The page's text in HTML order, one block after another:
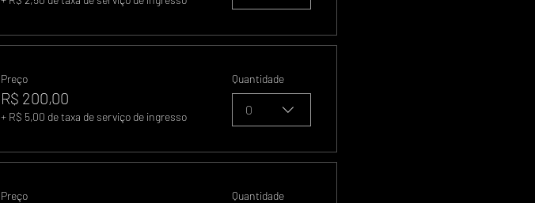
Preço
R$ 200,00
+ R$ 5,00 de taxa de serviço de ingresso
Quantidade
0
Preço Quantidade